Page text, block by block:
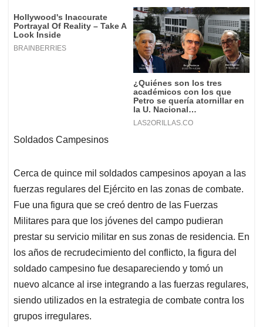
Soldados Campesinos
Cerca de quince mil soldados campesinos apoyan a las
fuerzas regulares del Ejército en las zonas de combate.
Fue una figura que se creó dentro de las Fuerzas
Militares para que los jóvenes del campo pudieran
prestar su servicio militar en sus zonas de residencia. En
los años de recrudecimiento del conflicto, la figura del
soldado campesino fue desapareciendo y tomó un
nuevo alcance al irse integrando a las fuerzas regulares,
siendo utilizados en la estrategia de combate contra los
grupos irregulares.